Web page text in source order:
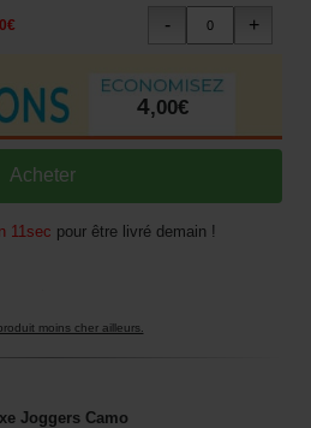
€
4,00€
09sec pour être livré demain !
moins cher ailleurs.
Joggers Camo